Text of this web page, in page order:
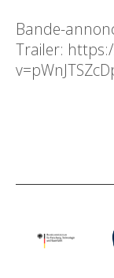
Bande-
Trailer: